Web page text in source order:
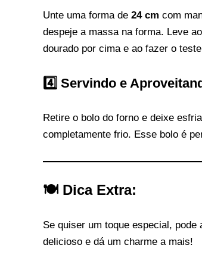
Unte uma forma de 24 cm com
despeje a massa na forma. Leve
dourado por cima e ao fazer o
4️⃣ Servindo e
Retire o bolo do forno e deixe
completamente frio. Esse bolo é
🍽 Dica Extra:
Se quiser um toque especial, pode
delicioso e dá um charme a mais!